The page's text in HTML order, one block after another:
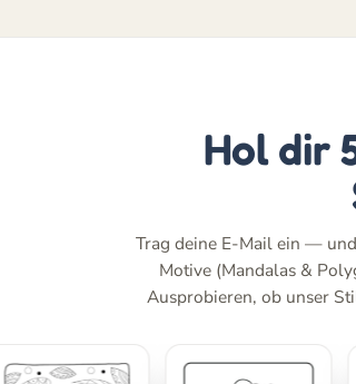
Hol dir
Trag deine E-Mail ein —
Motive (Mandalas &
Ausprobieren, ob unser